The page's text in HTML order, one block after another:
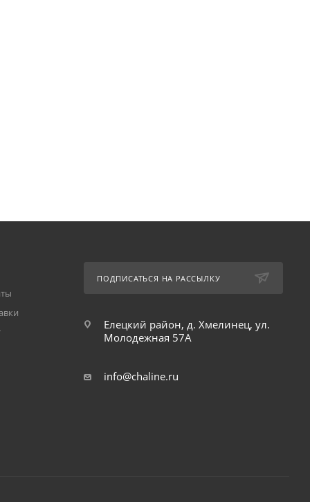
ПОДПИСАТЬСЯ НА РАССЫЛКУ
Елецкий район, д. Хмелинец, ул.
Молодежная 57А
info@chaline.ru